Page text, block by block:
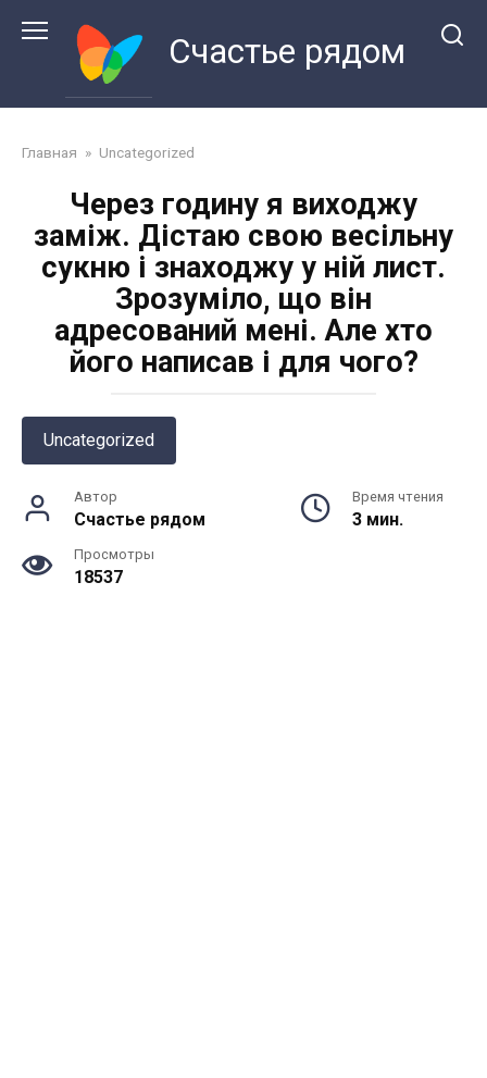
Счастье рядом
Главная » Uncategorized
Через годину я виходжу
заміж. Дістаю свою весільну
сукню і знаходжу у ній лист.
Зрозуміло, що він
адресований мені. Але хто
його написав і для чого?
Uncategorized
Автор
Счастье рядом
Время чтения
3 мин.
Просмотры
18537